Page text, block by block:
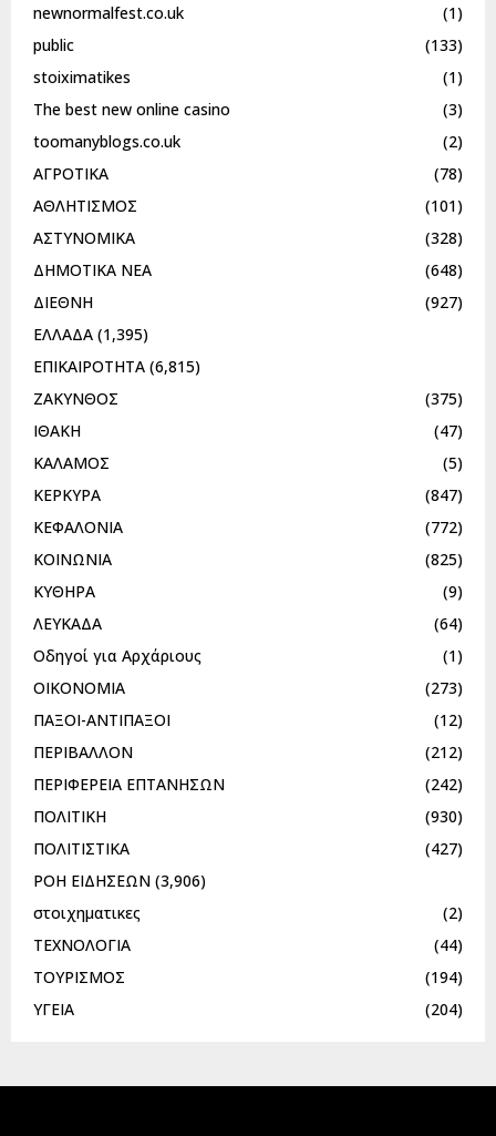
newnormalfest.co.uk
(1)
public
(133)
stoiximatikes
(1)
The best new online casino
(3)
toomanyblogs.co.uk
(2)
ΑΓΡΟΤΙΚΑ
(78)
ΑΘΛΗΤΙΣΜΟΣ
(101)
ΑΣΤΥΝΟΜΙΚΑ
(328)
ΔΗΜΟΤΙΚΑ ΝΕΑ
(648)
ΔΙΕΘΝΗ
(927)
ΕΛΛΑΔΑ (1,395)
ΕΠΙΚΑΙΡΟΤΗΤΑ (6,815)
ΖΑΚΥΝΘΟΣ
(375)
ΙΘΑΚΗ
(47)
ΚΑΛΑΜΟΣ
(5)
ΚΕΡΚΥΡΑ
(847)
ΚΕΦΑΛΟΝΙΑ
(772)
ΚΟΙΝΩΝΙΑ
(825)
ΚΥΘΗΡΑ
(9)
ΛΕΥΚΑΔΑ
(64)
Οδηγοί για Αρχάριους
(1)
ΟΙΚΟΝΟΜΙΑ
(273)
ΠΑΞΟΙ-ΑΝΤΙΠΑΞΟΙ
(12)
ΠΕΡΙΒΑΛΛΟΝ
(212)
ΠΕΡΙΦΕΡΕΙΑ ΕΠΤΑΝΗΣΩΝ
(242)
ΠΟΛΙΤΙΚΗ
(930)
ΠΟΛΙΤΙΣΤΙΚΑ
(427)
ΡΟΗ ΕΙΔΗΣΕΩΝ (3,906)
στοιχηματικες
(2)
ΤΕΧΝΟΛΟΓΙΑ
(44)
ΤΟΥΡΙΣΜΟΣ
(194)
ΥΓΕΙΑ
(204)